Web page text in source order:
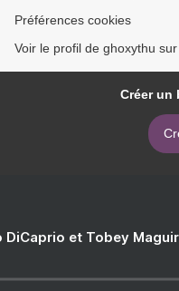
Préférences cookies
Voir le profil de ghoxythu
Créer un
DiCaprio et Tobey